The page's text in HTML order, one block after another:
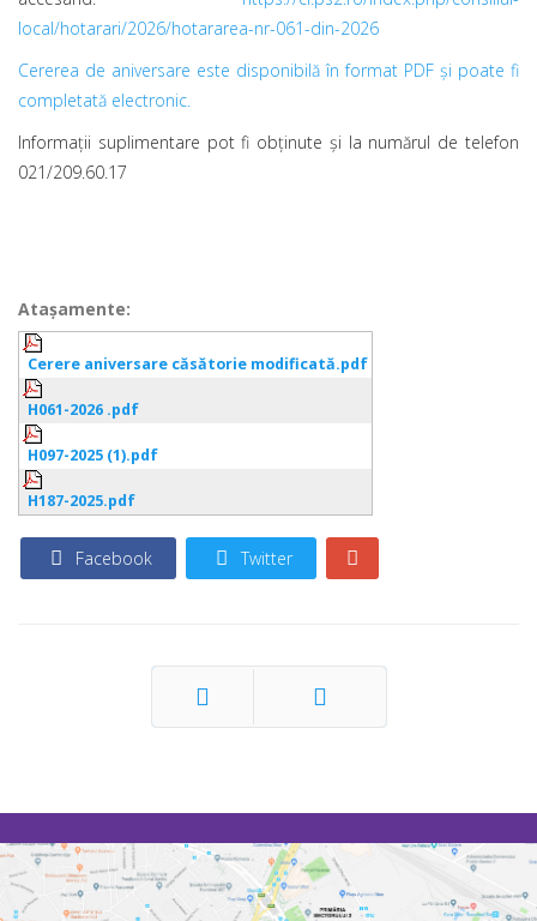
local/hotarari/2026/hotararea-nr-061-din-2026
Cererea de aniversare este disponibilă în format PDF şi poate fi
completată electronic.
Informaţii suplimentare pot fi obţinute și la numărul de telefon
021/209.60.17
Ataşamente:
Cerere aniversare căsătorie modificată.pdf
H061-2026 .pdf
H097-2025 (1).pdf
H187-2025.pdf
Facebook Twitter